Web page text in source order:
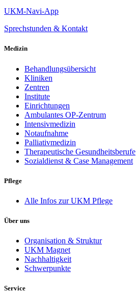
UKM-Navi-App
Sprechstunden & Kontakt
Medizin
Behandlungsübersicht
Kliniken
Zentren
Institute
Einrichtungen
Ambulantes OP-Zentrum
Intensivmedizin
Notaufnahme
Palliativmedizin
Therapeutische Gesundheitsberufe
Sozialdienst & Case Management
Pflege
Alle Infos zur UKM Pflege
Über uns
Organisation & Struktur
UKM Magnet
Nachhaltigkeit
Schwerpunkte
Service